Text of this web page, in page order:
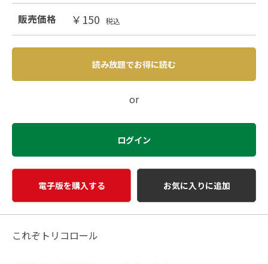
販売価格 ￥150 税込
読み放題でお得に読む
or
ログイン
電子版を購入する お気に入りに追加
これぞトリコロール